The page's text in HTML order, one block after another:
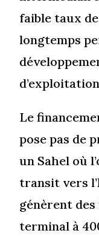
faible taux
longtemps
Le
pose pas de
un Sahel où
transit vers
génèrent
terminal à